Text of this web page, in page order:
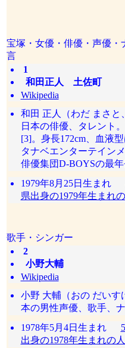
宝塚・女優・俳優・声優・
言
1
和田正人 土佐町
Wikipedia
和田 正人（わだ まさと
日本の俳優、タレント
[3]。身長172cm、血液
タナベエンターテイン
俳優集団D-BOYSの最年
1979年8月25日生まれ
県出身の1979年生まれ
歌手・シンガー
2
小野大輔
Wikipedia
小野 大輔（おの だいす
本の男性声優、歌手、
1978年5月4日生まれ
出身の1978年生まれの人